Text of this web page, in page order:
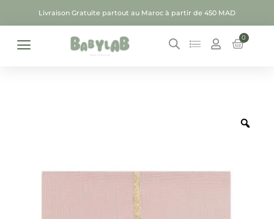
Livraison Gratuite partout au Maroc à partir de 450 MAD
0